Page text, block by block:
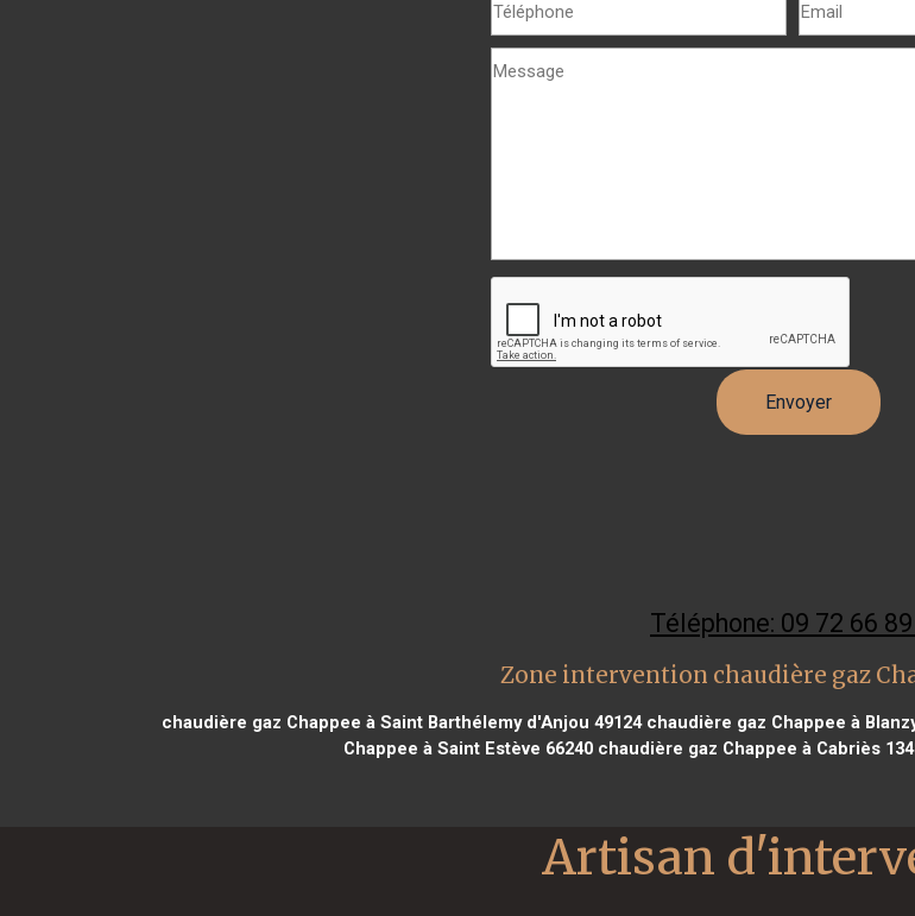
Téléphone: 09 72 66
Zone intervention chaudière gaz
chaudière gaz Chappee à Saint Barthélemy d'Anjou 49124chaudière gaz Chappee à
Chappee à Saint Estève 66240chaudière gaz Chappee à Cabriès
Artisan